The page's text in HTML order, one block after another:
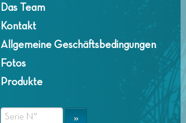
Das Team
Kontakt
Allgemeine Geschäftsbedingungen
Fotos
Produkte